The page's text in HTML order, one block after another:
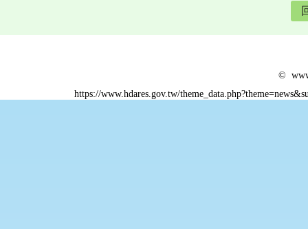
©
https://www.hdares.gov.tw/